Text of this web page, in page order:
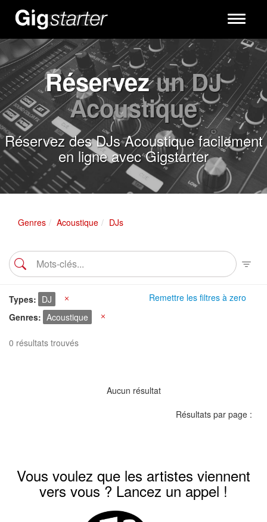
Toggle
Réservezun DJ
Acoustique
Réservez des DJs Acoustique facilement
en ligne avec Gigstarter
Genres Acoustique DJs
Remettre les filtres à zero
Types DJ
Genres
Acoustique
0 résultats trouvés
Aucun résultat
Résultats par page :
Vous voulez que les artistes viennent
vers vous ? Lancez un appel !